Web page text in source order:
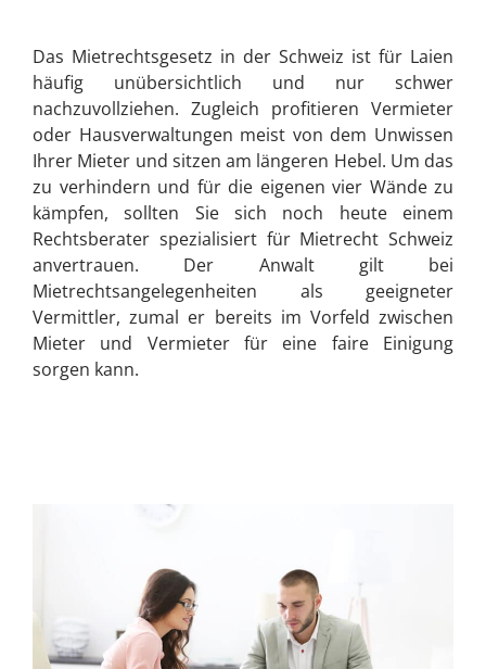
Das Mietrechtsgesetz in der Schweiz ist für Laien
häufig unübersichtlich und nur schwer
nachzuvollziehen. Zugleich profitieren Vermieter
oder Hausverwaltungen meist von dem Unwissen
Ihrer Mieter und sitzen am längeren Hebel. Um das
zu verhindern und für die eigenen vier Wände zu
kämpfen, sollten Sie sich noch heute einem
Rechtsberater spezialisiert für Mietrecht Schweiz
anvertrauen. Der Anwalt gilt bei
Mietrechtsangelegenheiten als geeigneter
Vermittler, zumal er bereits im Vorfeld zwischen
Mieter und Vermieter für eine faire Einigung
sorgen kann.